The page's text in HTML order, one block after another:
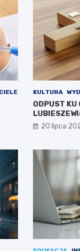
KULTURA
ODPUST KU
20 lipca